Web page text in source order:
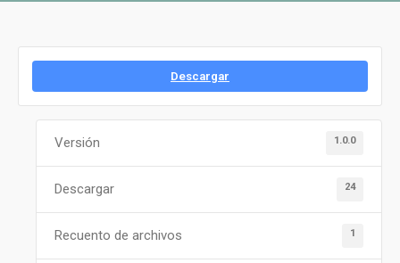
Descargar
Versión 1.0.0
Descargar 24
Recuento de archivos 1